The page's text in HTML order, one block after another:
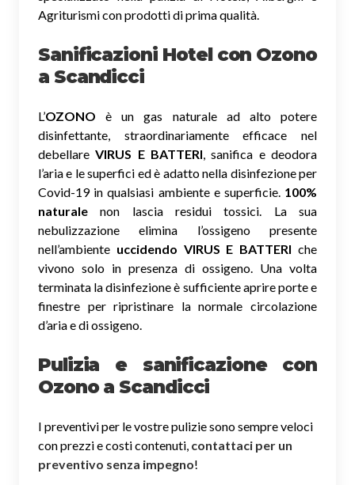
Agriturismi con prodotti di prima qualità.
Sanificazioni Hotel con Ozono
a Scandicci
L’OZONO è un gas naturale ad alto potere
disinfettante, straordinariamente efficace nel
debellareVIRUS E BATTERI, sanifica e deodora
l’aria e le superfici ed è adatto nella disinfezione per
Covid-19 in qualsiasi ambiente e superficie. 100%
naturale non lascia residui tossici. La sua
nebulizzazione elimina l’ossigeno presente
nell’ambiente uccidendo VIRUS E BATTERI che
vivono solo in presenza di ossigeno. Una volta
terminata la disinfezione è sufficiente aprire porte e
finestre per ripristinare la normale circolazione
d’aria e di ossigeno.
Pulizia e sanificazione con
Ozono a Scandicci
I preventivi per le vostre pulizie sono sempre veloci
con prezzi e costi contenuti, contattaci per un
preventivo senza impegno!